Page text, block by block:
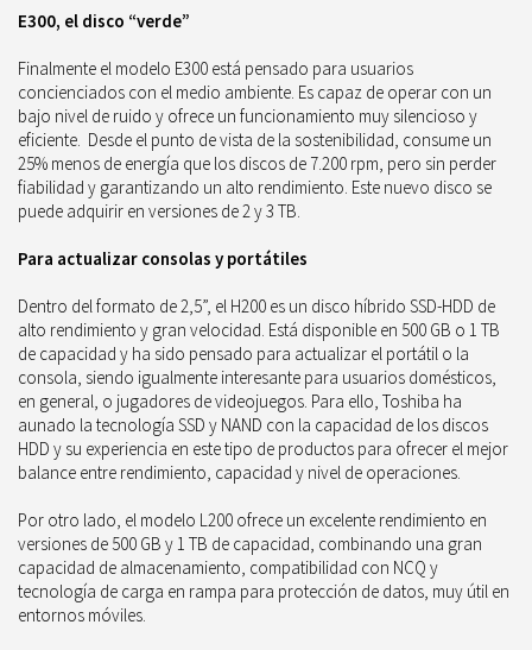
E300, el disco “verde”
Finalmente el modelo E300 está pensado para usuarios
concienciados con el medio ambiente. Es capaz de operar con un
bajo nivel de ruido y ofrece un funcionamiento muy silencioso y
eficiente. Desde el punto de vista de la sostenibilidad, consume un
25% menos de energía que los discos de 7.200 rpm, pero sin perder
fiabilidad y garantizando un alto rendimiento. Este nuevo disco se
puede adquirir en versiones de 2 y 3 TB.
Para actualizar consolas y portátiles
Dentro del formato de 2,5”, el H200 es un disco híbrido SSD-HDD de
alto rendimiento y gran velocidad. Está disponible en 500 GB o 1 TB
de capacidad y ha sido pensado para actualizar el portátil o la
consola, siendo igualmente interesante para usuarios domésticos,
en general, o jugadores de videojuegos. Para ello, Toshiba ha
aunado la tecnología SSD y NAND con la capacidad de los discos
HDD y su experiencia en este tipo de productos para ofrecer el mejor
balance entre rendimiento, capacidad y nivel de operaciones.
Por otro lado, el modelo L200 ofrece un excelente rendimiento en
versiones de 500 GB y 1 TB de capacidad, combinando una gran
capacidad de almacenamiento, compatibilidad con NCQ y
tecnología de carga en rampa para protección de datos, muy útil en
entornos móviles.